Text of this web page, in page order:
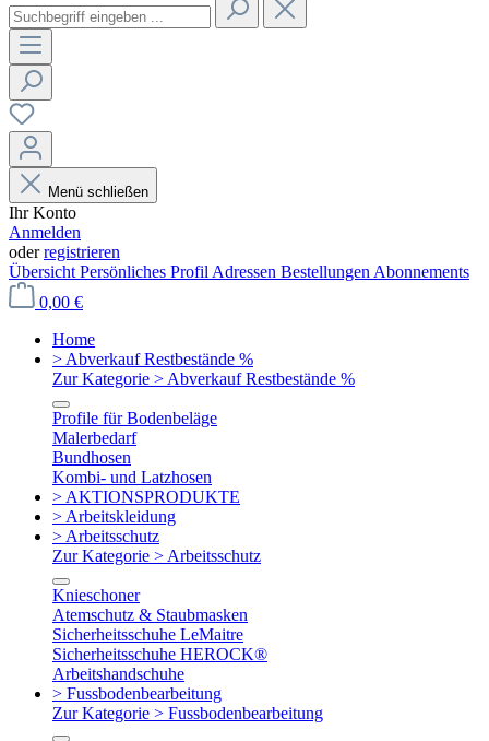
Menü schließen
Ihr Konto
Anmelden
oderregistrieren
Übersicht Persönliches Profil Adressen Bestellungen Abonnements
0,00 €
Home
> Abverkauf Restbestände %
Zur Kategorie > Abverkauf Restbestände %
Profile für Bodenbeläge
Malerbedarf
Bundhosen
Kombi- und Latzhosen
> AKTIONSPRODUKTE
> Arbeitskleidung
> Arbeitsschutz
Zur Kategorie > Arbeitsschutz
Knieschoner
Atemschutz & Staubmasken
Sicherheitsschuhe LeMaitre
Sicherheitsschuhe HEROCK®
Arbeitshandschuhe
> Fussbodenbearbeitung
Zur Kategorie > Fussbodenbearbeitung